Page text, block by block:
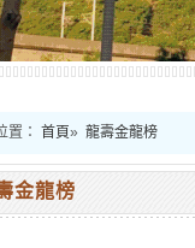
置： 首頁» 龍壽金龍榜
金龍榜